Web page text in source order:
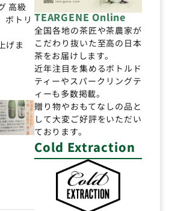
高級
ボトリ
げま
TEARGENE Online
全国各地の茶匠や茶農家が
こだわり抜いた至高の日本
茶をお届けします。
近年注目を集めるボトルド
ティーやスパークリングテ
ィーも多数掲載。
贈り物やおもてなしの品と
して大変ご好評をいただい
ております。
Cold Extraction